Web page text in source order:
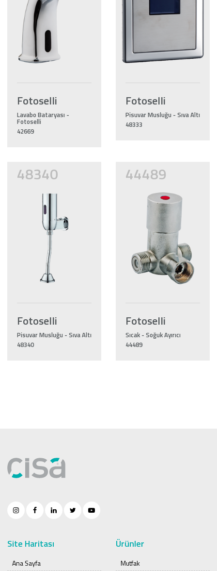
Fotoselli
Lavabo Bataryası -
Fotoselli
42669
Fotoselli
Pisuvar Musluğu - Sıva Altı
48333
48340
Fotoselli
Pisuvar Musluğu - Sıva Altı
48340
44489
Fotoselli
Sıcak - Soğuk Ayırıcı
44489
Site Haritası
Ana Sayfa
Ürünler
Mutfak